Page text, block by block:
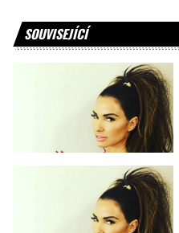
SOUVISEJÍCÍ